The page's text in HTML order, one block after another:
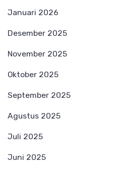
Januari 2026
Desember 2025
November 2025
Oktober 2025
September 2025
Agustus 2025
Juli 2025
Juni 2025